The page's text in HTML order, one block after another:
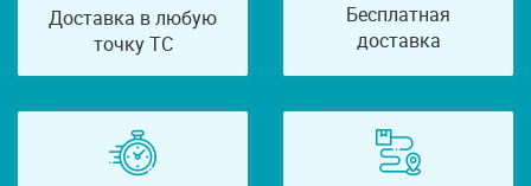
Доставка в любую
точку ТС
Бесплатная
доставка